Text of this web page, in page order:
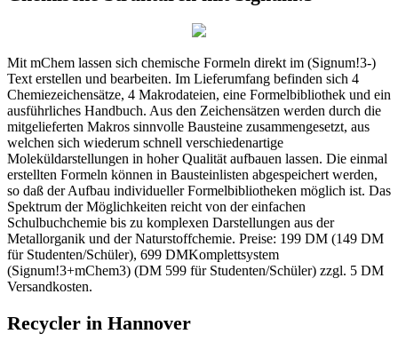
Mit mChem lassen sich chemische Formeln direkt im (Signum!3-)
Text erstellen und bearbeiten. Im Lieferumfang befinden sich 4
Chemiezeichensätze, 4 Makrodateien, eine Formelbibliothek und ein
ausführliches Handbuch. Aus den Zeichensätzen werden durch die
mitgelieferten Makros sinnvolle Bausteine zusammengesetzt, aus
welchen sich wiederum schnell verschiedenartige
Moleküldarstellungen in hoher Qualität aufbauen lassen. Die einmal
erstellten Formeln können in Bausteinlisten abgespeichert werden,
so daß der Aufbau individueller Formelbibliotheken möglich ist. Das
Spektrum der Möglichkeiten reicht von der einfachen
Schulbuchchemie bis zu komplexen Darstellungen aus der
Metallorganik und der Naturstoffchemie. Preise: 199 DM (149 DM
für Studenten/Schüler), 699 DMKomplettsystem
(Signum!3+mChem3) (DM 599 für Studenten/Schüler) zzgl. 5 DM
Versandkosten.
Recycler in Hannover